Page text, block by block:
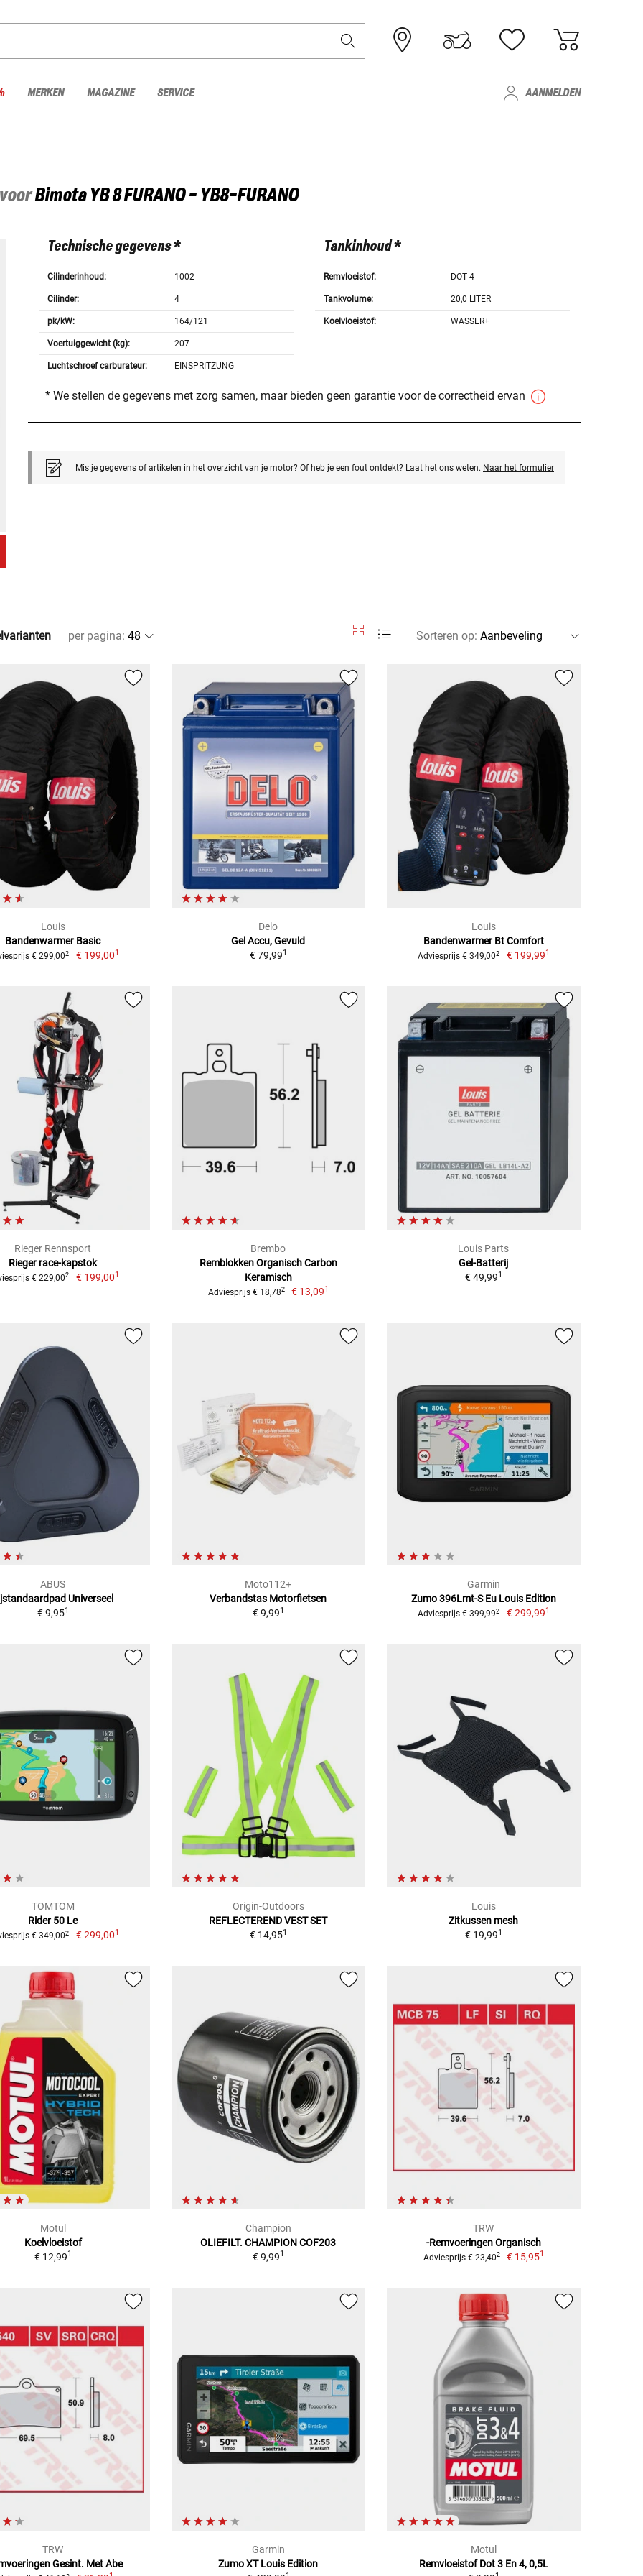
MERKEN MAGAZINE SERVICE AANMELDEN
Bimota YB 8 FURANO - YB8-FURANO
Technische gegevens *
Cilinderinhoud: 1002
Cilinder: 4
pk/kW: 164/121
Voertuiggewicht (kg): 207
Luchtschroef carburateur: EINSPRITZUNG
Tankinhoud *
Remvloeistof: DOT 4
Tankvolume: 20,0 LITER
Koelvloeistof: WASSER+
* We stellen de gegevens met zorg samen, maar bieden geen garantie voor de correctheid ervan
Mis je gegevens of artikelen in het overzicht van je motor? Of heb je een fout ontdekt? Laat het ons weten. Naar het formulier
per pagina: Sorteren op:
Louis
Bandenwarmer Basic
€ 299,002 € 199,001
Delo
Gel Accu, Gevuld
€ 79,991
Louis
Bandenwarmer Bt Comfort
Adviesprijs € 349,002 € 199,991
Rieger Rennsport
Rieger race-kapstok
€ 229,002 € 199,001
Brembo
Remblokken Organisch Carbon
Keramisch
Adviesprijs € 18,782 € 13,091
Louis Parts
Gel-Batterij
€ 49,991
ABUS
Universeel
€ 9,951
Moto112+
Verbandstas Motorfietsen
€ 9,991
Garmin
Zumo 396Lmt-S Eu Louis Edition
Adviesprijs € 399,992 € 299,991
TOMTOM
Rider 50 Le
€ 349,002 € 299,001
Origin-Outdoors
REFLECTEREND VEST SET
€ 14,951
Louis
Zitkussen mesh
€ 19,991
Motul
Koelvloeistof
€ 12,991
Champion
OLIEFILT. CHAMPION COF203
€ 9,991
TRW
-Remvoeringen Organisch
Adviesprijs € 23,402 € 15,951
TRW
Gesint. Met Abe
Garmin
Zumo XT Louis Edition
Motul
Remvloeistof Dot 3 En 4, 0,5L